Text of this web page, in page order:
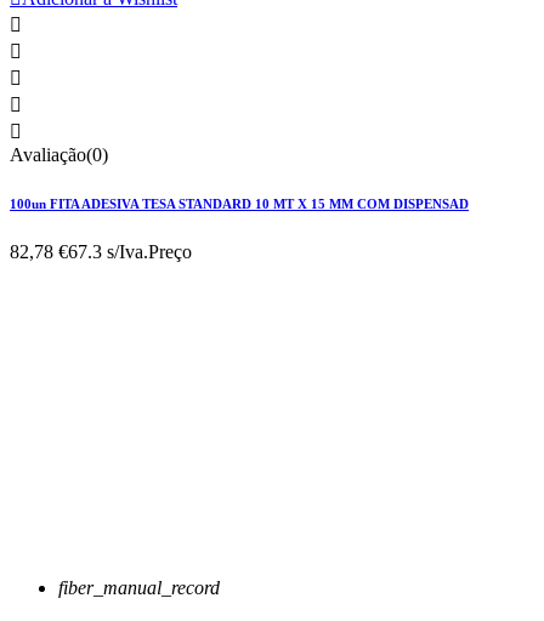





Avaliação(0)
100un FITA ADESIVA TESA STANDARD 10 MT X 15 MM COM DISPENSAD
82,78 €67.3 s/Iva.Preço
fiber_manual_record